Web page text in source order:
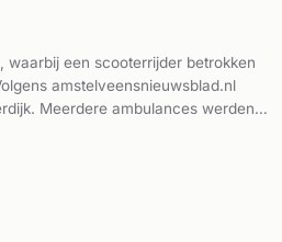
waarbij een scooterrijder betrokken
amstelveensnieuwsblad.nl
Meerdere ambulances werden
maar het incident had ernstige